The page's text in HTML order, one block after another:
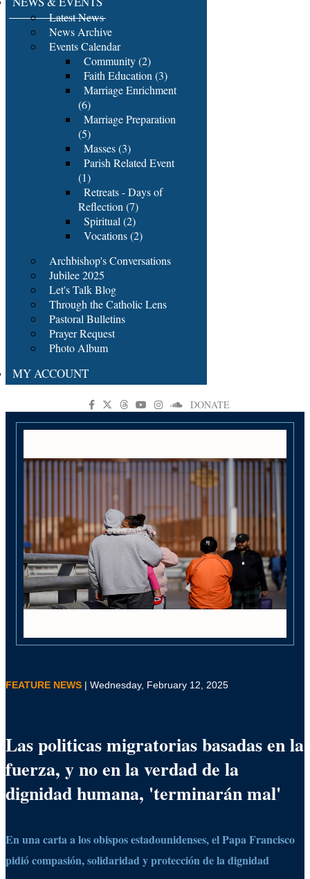
Latest News
News Archive
Events Calendar
Community (2)
Faith Education (3)
Marriage Enrichment
(6)
Marriage Preparation
(5)
Masses (3)
Parish Related Event
(1)
Retreats - Days of
Reflection (7)
Spiritual (2)
Vocations (2)
Archbishop's Conversations
Jubilee 2025
Let's Talk Blog
Through the Catholic Lens
Pastoral Bulletins
Prayer Request
Photo Album
MY ACCOUNT
DONATE
FEATURE NEWS | Wednesday, February 12, 2025
Las politicas migratorias basadas en la
fuerza, y no en la verdad de la
dignidad humana, 'terminarán mal'
En una carta a los obispos estadounidenses, el Papa Francisco
pidió compasión, solidaridad y protección de la dignidad